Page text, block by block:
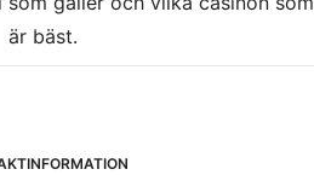
är bäst.